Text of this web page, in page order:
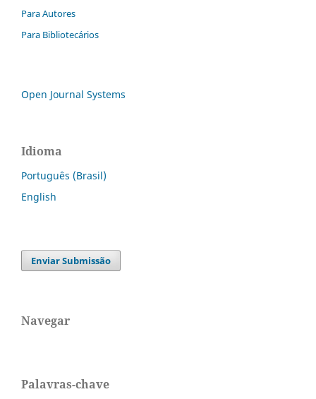
Para Autores
Para Bibliotecários
Open Journal Systems
Idioma
Português (Brasil)
English
Enviar Submissão
Navegar
Palavras-chave